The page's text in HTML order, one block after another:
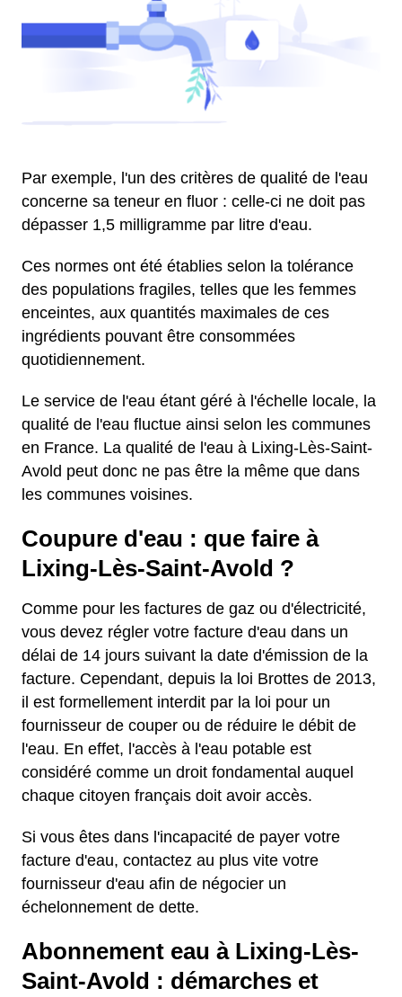
Par exemple, l'un des critères de qualité de l'eau
concerne sa teneur en fluor : celle-ci ne doit pas
dépasser 1,5 milligramme par litre d'eau.
Ces normes ont été établies selon la tolérance
des populations fragiles, telles que les femmes
enceintes, aux quantités maximales de ces
ingrédients pouvant être consommées
quotidiennement.
Le service de l'eau étant géré à l'échelle locale, la
qualité de l'eau fluctue ainsi selon les communes
en France. La qualité de l'eau à Lixing-Lès-Saint-
Avold peut donc ne pas être la même que dans
les communes voisines.
Coupure d'eau : que faire à
Lixing-Lès-Saint-Avold ?
Comme pour les factures de gaz ou d'électricité,
vous devez régler votre facture d'eau dans un
délai de 14 jours suivant la date d'émission de la
facture. Cependant, depuis la loi Brottes de 2013,
il est formellement interdit par la loi pour un
fournisseur de couper ou de réduire le débit de
l'eau. En effet, l'accès à l'eau potable est
considéré comme un droit fondamental auquel
chaque citoyen français doit avoir accès.
Si vous êtes dans l'incapacité de payer votre
facture d'eau, contactez au plus vite votre
fournisseur d'eau afin de négocier un
échelonnement de dette.
Abonnement eau à Lixing-Lès-
Saint-Avold : démarches et